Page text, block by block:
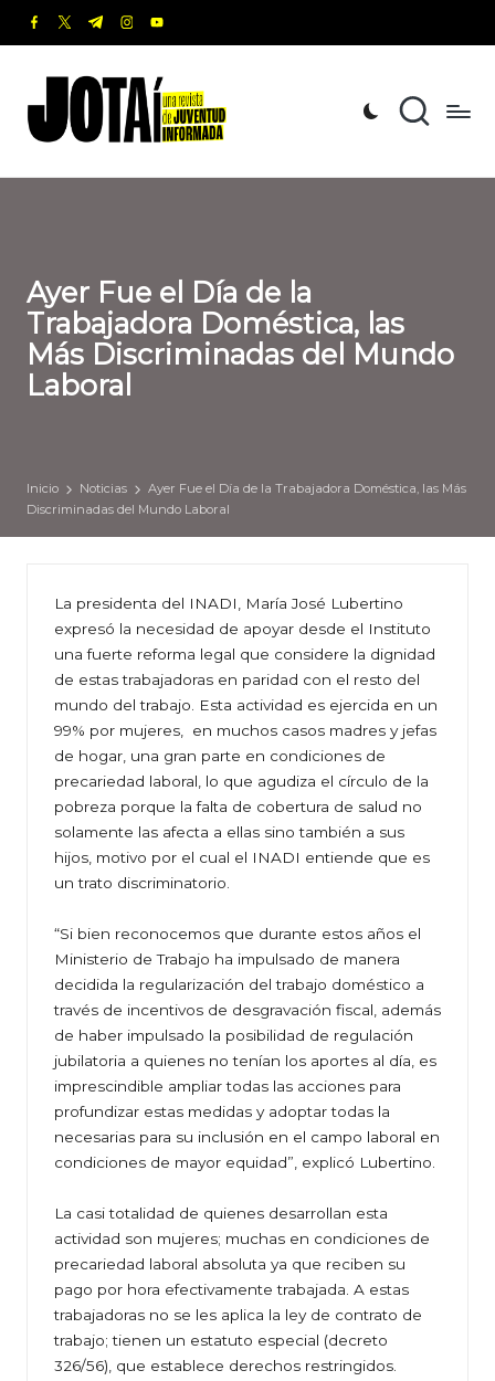
Saltar
contenido
facebook.com
twitter.com
t.me instagram.com
youtube.com
o
t
revista
de
Informada
Ayer Fue el Día de la
Trabajadora Doméstica, las
Más Discriminadas del Mundo
Laboral
Inicio Noticias
Ayer Fue el Día de la Trabajadora Doméstica, las Más
Discriminadas del Mundo Laboral
La presidenta del INADI, María José Lubertino
expresó la necesidad de apoyar desde el Instituto
una fuerte reforma legal que considere la dignidad
de estas trabajadoras en paridad con el resto del
mundo del trabajo. Esta actividad es ejercida en un
99% por mujeres, en muchos casos madres y jefas
de hogar, una gran parte en condiciones de
precariedad laboral, lo que agudiza el círculo de la
pobreza porque la falta de cobertura de salud no
solamente las afecta a ellas sino también a sus
hijos, motivo por el cual el INADI entiende que es
un trato discriminatorio.
“Si bien reconocemos que durante estos años el
Ministerio de Trabajo ha impulsado de manera
decidida la regularización del trabajo doméstico a
través de incentivos de desgravación fiscal, además
de haber impulsado la posibilidad de regulación
jubilatoria a quienes no tenían los aportes al día, es
imprescindible ampliar todas las acciones para
profundizar estas medidas y adoptar todas la
necesarias para su inclusión en el campo laboral en
condiciones de mayor equidad”, explicó Lubertino.
La casi totalidad de quienes desarrollan esta
actividad son mujeres; muchas en condiciones de
precariedad laboral absoluta ya que reciben su
pago por hora efectivamente trabajada. A estas
trabajadoras no se les aplica la ley de contrato de
trabajo; tienen un estatuto especial (decreto
326/56), que establece derechos restringidos.